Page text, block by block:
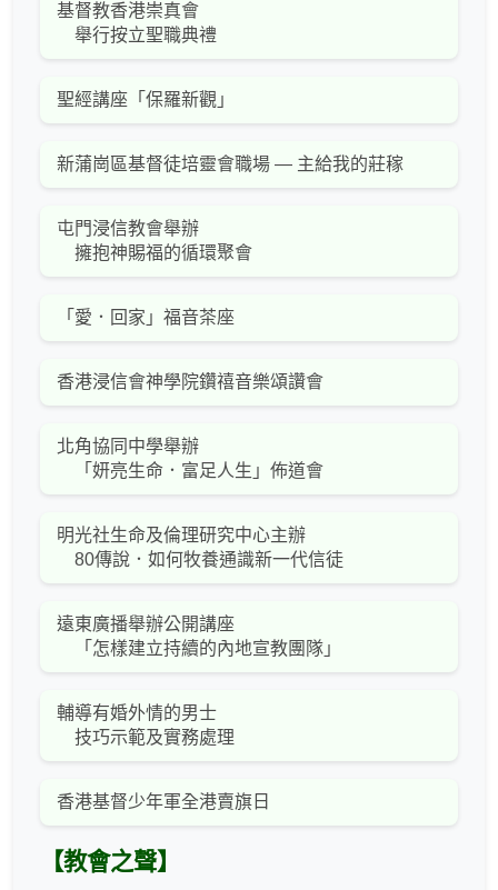
基督教香港崇真會
舉行按立聖職典禮
聖經講座「保羅新觀」
新蒲崗區基督徒培靈會職場 — 主給我的莊稼
屯門浸信教會舉辦
擁抱神賜福的循環聚會
「愛．回家」福音茶座
香港浸信會神學院鑽禧音樂頌讚會
北角協同中學舉辦
「妍亮生命．富足人生」佈道會
明光社生命及倫理研究中心主辦
80傳說．如何牧養通識新一代信徒
遠東廣播舉辦公開講座
「怎樣建立持續的內地宣教團隊」
輔導有婚外情的男士
技巧示範及實務處理
香港基督少年軍全港賣旗日
【教會之聲】